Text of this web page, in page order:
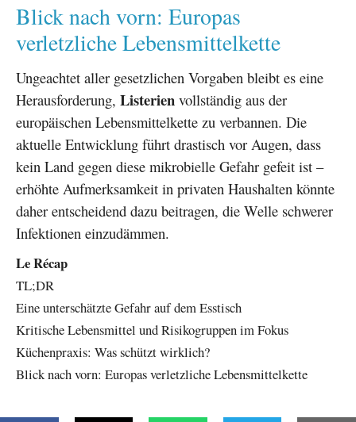
Blick nach vorn: Europas
verletzliche Lebensmittelkette
Ungeachtet aller gesetzlichen Vorgaben bleibt es eine
Herausforderung, Listerien vollständig aus der
europäischen Lebensmittelkette zu verbannen. Die
aktuelle Entwicklung führt drastisch vor Augen, dass
kein Land gegen diese mikrobielle Gefahr gefeit ist –
erhöhte Aufmerksamkeit in privaten Haushalten könnte
daher entscheidend dazu beitragen, die Welle schwerer
Infektionen einzudämmen.
Le Récap
TL;DR
Eine unterschätzte Gefahr auf dem Esstisch
Kritische Lebensmittel und Risikogruppen im Fokus
Küchenpraxis: Was schützt wirklich?
Blick nach vorn: Europas verletzliche Lebensmittelkette